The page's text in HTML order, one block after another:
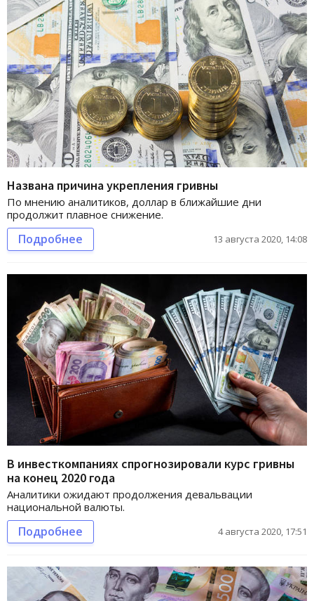
Названа причина укрепления гривны
По мнению аналитиков, доллар в ближайшие дни
продолжит плавное снижение.
Подробнее 13 августа 2020, 14:08
В инвесткомпаниях спрогнозировали курс гривны
на конец 2020 года
Аналитики ожидают продолжения девальвации
национальной валюты.
Подробнее 4 августа 2020, 17:51